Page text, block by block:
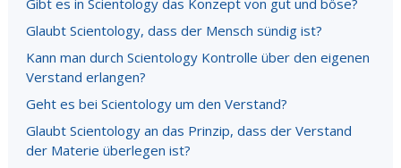
Glaubt Scientology, dass der Mensch sündig ist?
Kann man durch Scientology Kontrolle über den eigenen
Verstand erlangen?
Geht es bei Scientology um den Verstand?
Glaubt Scientology an das Prinzip, dass der Verstand
der Materie überlegen ist?